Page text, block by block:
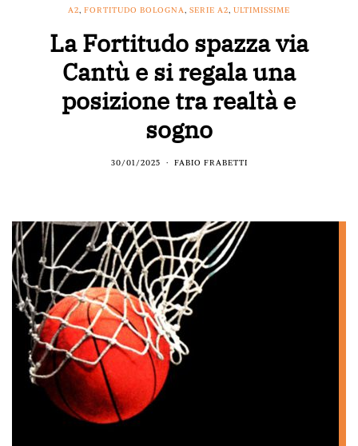
A2, FORTITUDO BOLOGNA, SERIE A2, ULTIMISSIME
La Fortitudo spazza via
Cantù e si regala una
posizione tra realtà e
sogno
30/01/2025 FABIO FRABETTI